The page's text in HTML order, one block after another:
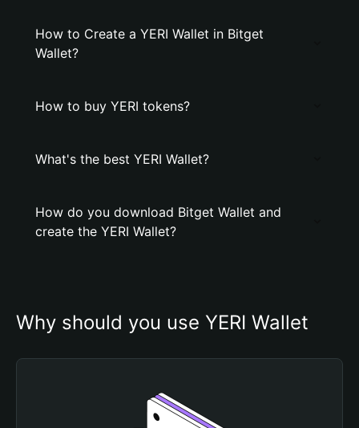
How to Create a YERI Wallet in Bitget
Wallet?
How to buy YERI tokens?
What's the best YERI Wallet?
How do you download Bitget Wallet and
create the YERI Wallet?
Why should you use YERI Wallet